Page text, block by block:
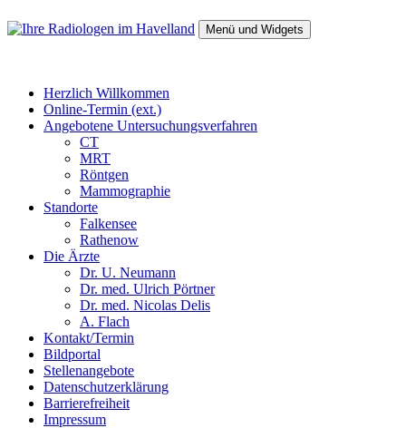
Inhalt
Menü und Widgets
Herzlich Willkommen
Online-Termin (ext.)
Angebotene Untersuchungsverfahren
CT
MRT
Röntgen
Mammographie
Standorte
Falkensee
Rathenow
Die Ärzte
Dr. U. Neumann
Dr. med. Ulrich Pörtner
Dr. med. Nicolas Delis
A. Flach
Kontakt/Termin
Bildportal
Stellenangebote
Datenschutzerklärung
Barrierefreiheit
Impressum